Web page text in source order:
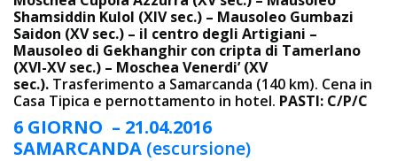
Shamsiddin Kulol (XIV sec.) – Mausoleo Gumbazi
Saidon (XV sec.) – il centro degli Artigiani –
Mausoleo di Gekhanghir con cripta di Tamerlano
(XVI-XV sec.) – Moschea Venerdi’ (XV
sec.). Trasferimento a Samarcanda (140 km). Cena in
Casa Tipica e pernottamento in hotel. PASTI: C/P/C
6 GIORNO – 21.04.2016
SAMARCANDA (escursione)